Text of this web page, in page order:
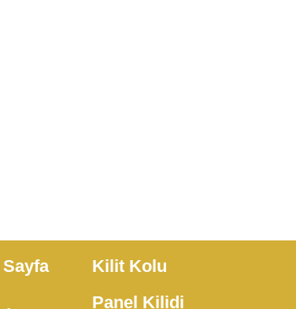
​Kilit Kolu
​Panel Kilidi